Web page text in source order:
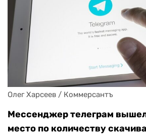
Олег Харсеев / Коммерсантъ
Мессенджер телеграм
место по количеству